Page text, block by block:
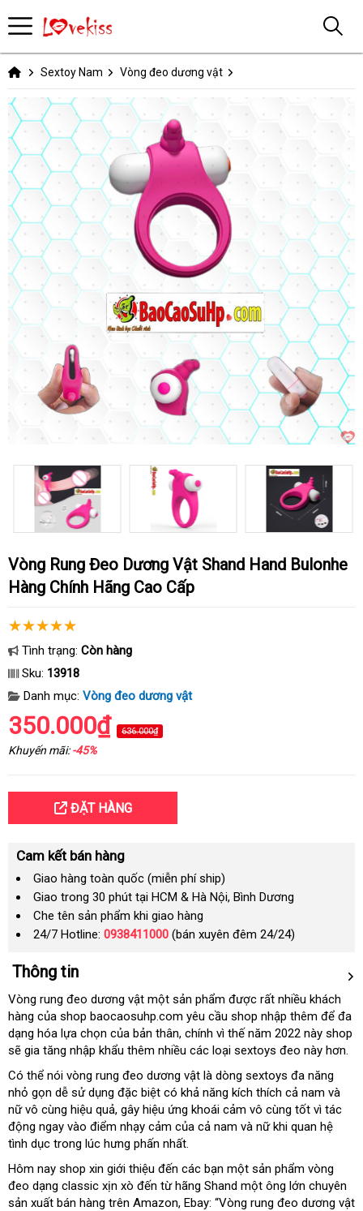
Sextoy Nam Vòng đeo dương vật
Vòng Rung Đeo Dương Vật Shand Hand Bulonhe
Hàng Chính Hãng Cao Cấp
Tình trạng: Còn hàng
Sku: 13918
Danh mục: Vòng đeo dương vật
350.000₫ 636.000₫
Khuyến mãi:-45%
ĐẶT HÀNG
Cam kết bán hàng
Giao hàng toàn quốc (miễn phí ship)
Giao trong 30 phút tại HCM & Hà Nội, Bình Dương
Che tên sản phẩm khi giao hàng
24/7 Hotline: 0938411000 (bán xuyên đêm 24/24)
Thông tin
Vòng rung đeo dương vật một sản phẩm được rất nhiều khách
hàng của shop baocaosuhp.com yêu cầu shop nhập thêm để đa
dạng hóa lựa chọn của bản thâncó
nên
chọn
, chính vì thế năm 2022 này shop
sẽ gia tăng nhập khẩu thêm nhiều các loại sextoys đeo này hơn.
Có thể nói vòng rung đeo dương vật là dòng sextoys đa năng
nhỏ gọn dễ sử dụng đặc biệt có khả năng kích thích cả nam và
nữ vô cùng hiệu quảgiá
rẻ
, gây hiệu ứng khoái cảm vô cùng tốt vì tác
động ngay vào điểm nhạy cảm của cả nam và nữ khi quan hệ
tình dục trong lúc hưng phấn nhất.
Hôm nay shop xin giới thiệu đến các bạn một sản phẩm vòng
đeo dạng classic xịn xò đến từ hãng Shand một ông lớn chuyên
sản xuất bán hàng trên Amazonxách
, Ebay: “Vòng rung đeo dương vật